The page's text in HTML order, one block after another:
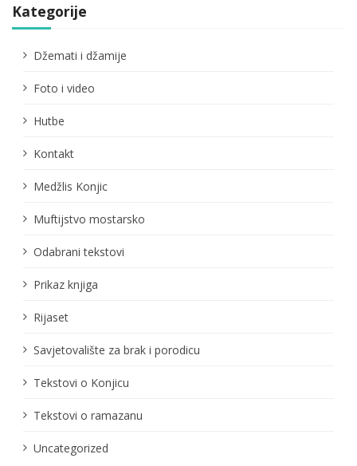
Kategorije
Džemati i džamije
Foto i video
Hutbe
Kontakt
Medžlis Konjic
Muftijstvo mostarsko
Odabrani tekstovi
Prikaz knjiga
Rijaset
Savjetovalište za brak i porodicu
Tekstovi o Konjicu
Tekstovi o ramazanu
Uncategorized